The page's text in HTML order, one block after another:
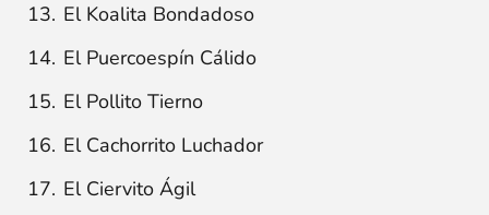
El Koalita Bondadoso
El Puercoespín Cálido
El Pollito Tierno
El Cachorrito Luchador
El Ciervito Ágil